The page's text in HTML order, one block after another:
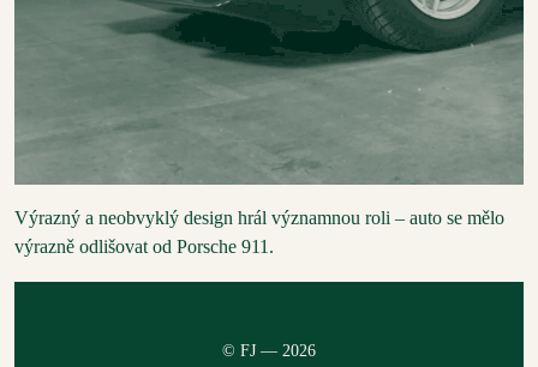
Výrazný a neobvyklý design hrál významnou roli – auto se mělo
výrazně odlišovat od Porsche 911.
© FJ — 2026